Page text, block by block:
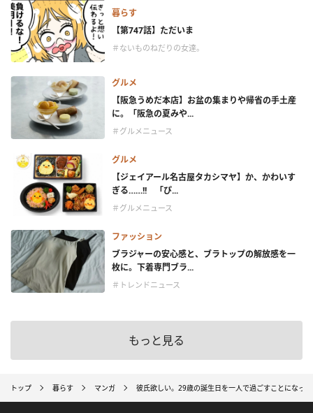
暮らす
【第747話】ただいま
＃ないものねだりの女達。
グルメ
【阪急うめだ本店】お盆の集まりや帰省の手土産
に。「阪急の夏みや...
＃グルメニュース
グルメ
【ジェイアール名古屋タカシマヤ】か、かわいす
ぎる……!! 「ぴ...
＃グルメニュース
ファッション
ブラジャーの安心感と、ブラトップの解放感を一
枚に。下着専門ブラ...
＃トレンドニュース
もっと見る
トップ 暮らす マンガ 彼氏欲しい。29歳の誕生日を一人で過ごすことになっ